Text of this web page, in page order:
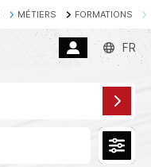
MÉTIERS FORMATIONS
FR